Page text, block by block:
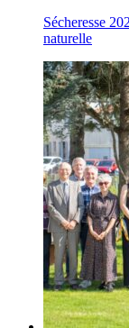
Sécheresse
naturelle